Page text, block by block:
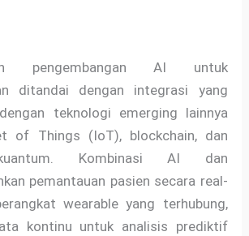
pengembangan AI untuk
ditandai dengan integrasi yang
teknologi emerging lainnya
of Things (IoT), blockchain, dan
Kombinasi AI dan
pemantauan pasien secara real-
wearable yang terhubung,
kontinu untuk analisis prediktif